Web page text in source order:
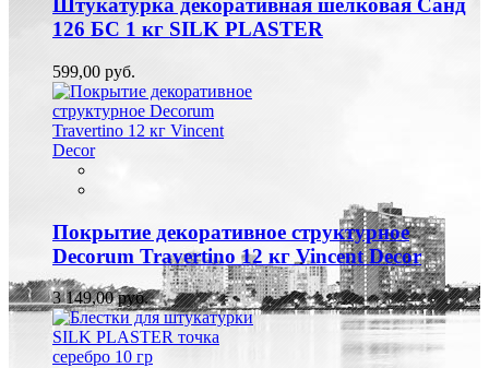
Штукатурка декоративная шелковая Санд
126 БС 1 кг SILK PLASTER
599,00 руб.
Покрытие декоративное структурное
Decorum Travertino 12 кг Vincent Decor
3 149,00 руб.